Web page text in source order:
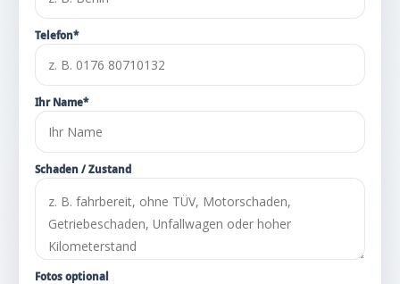
Telefon*
Ihr Name*
Schaden / Zustand
Fotos optional